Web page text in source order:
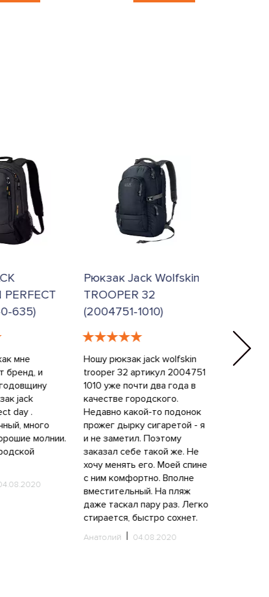
Рюкзак Jack Wolfskin
TROOPER 32
(2004751-1010)
Ношу рюкзак jack wolfskin
trooper 32 артикул 2004751
1010 уже почти два года в
качестве городского.
Недавно какой-то подонок
прожег дырку сигаретой - я
и не заметил. Поэтому
заказал себе такой же. Не
хочу менять его. Моей спине
с ним комфортно. Вполне
вместительный. На пляж
даже таскал пару раз. Легко
стирается, быстро сохнет.
04.08.2020
Рюкзак Jack Wolfskin
ANCONA (2005321-
1910)
Обычно я не пишу отзывы,
но в этот раз я просто в
восторге от рюкзачка
ancona jack wolfskin . Он
такой классный! Приятный
цвет, красивая неброская
вышивка, мягкие лямки, на
спине удобно сидит, есть
кармашек для бутылки
воды. Это, конечно, похоже
просто на перечисление его
деталей, но эти мелочи и
делают рюкзак таким
настоящему очень нравится.